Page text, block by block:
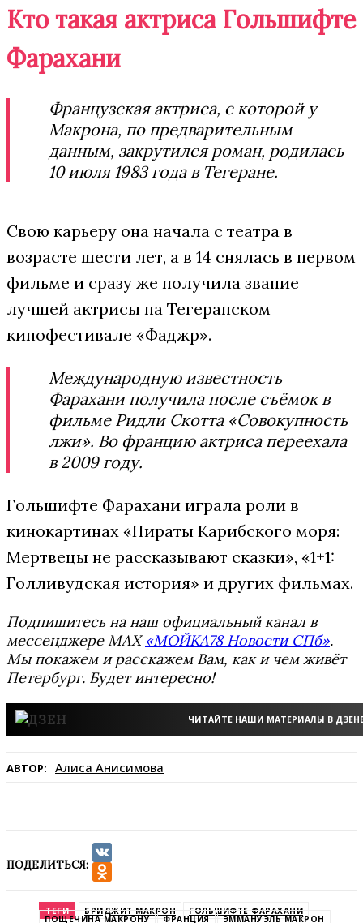
Кто такая актриса Гольшифте
Фарахани
Французская актриса, с которой у
Макрона, по предварительным
данным, закрутился роман, родилась
10 июля 1983 года в Тегеране.
Свою карьеру она начала с театра в
возрасте шести лет, а в 14 снялась в первом
фильме и сразу же получила звание
лучшей актрисы на Тегеранском
кинофестивале «Фаджр».
Международную известность
Фарахани получила после съёмок в
фильме Ридли Скотта «Совокупность
лжи». Во францию актриса переехала
в 2009 году.
Гольшифте Фарахани играла роли в
кинокартинах «Пираты Карибского моря:
Мертвецы не рассказывают сказки», «1+1:
Голливудская история» и других фильмах.
Подпишитесь на наш официальный канал в
мессенджере MAX«МОЙКА78 Новости СПб».
Мы покажем и расскажем Вам, как и чем живёт
Петербург. Будет интересно!
ЧИТАЙТЕ НАШИ МАТЕРИАЛЫ В
АВТОР: Алиса Анисимова
ПОДЕЛИТЬСЯ:
VK
ТЕГИ БРИДЖИТ МАКРОН ГОЛЬШИФТЕ ФАРАХАНИ
ПОЩЕЧИНА МАКРОНУ ФРАНЦИЯ ЭММАНУЭЛЬ МАКРОН